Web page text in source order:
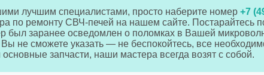
лучшим специалистами, просто наберите номер +7
по ремонту СВЧ-печей на нашем сайте. Постарайтесь
был заранее осведомлен о поломках в Вашей
не сможете указать — не беспокойтесь, все
запчасти, наши мастера всегда возят с собой.